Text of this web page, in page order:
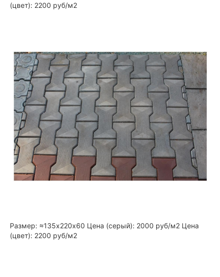
(цвет): 2200 руб/м2
Размер: ≈135х220х60 Цена (серый): 2000 руб/м2 Цена
(цвет): 2200 руб/м2